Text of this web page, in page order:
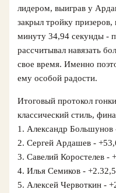
лидером, выиграв у
закрыл тройку
минуту 34,94 секунды -
рассчитывал навязать
свое время. Именно
ему особой радости.
Итоговый протокол
классический стиль,
1. Александр Большунов
2. Сергей Ардашев -
3. Савелий Коростелев -
4. Илья Семиков -
5. Алексей Червоткин -